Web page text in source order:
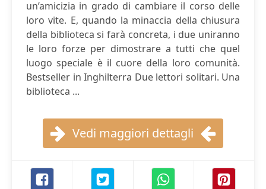
un’amicizia in grado di cambiare il corso delle
loro vite. E, quando la minaccia della chiusura
della biblioteca si farà concreta, i due uniranno
le loro forze per dimostrare a tutti che quel
luogo speciale è il cuore della loro comunità.
Bestseller in Inghilterra Due lettori solitari. Una
biblioteca ...
Vedi maggiori dettagli